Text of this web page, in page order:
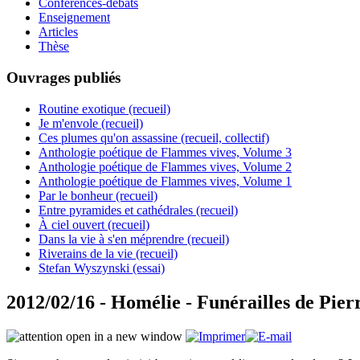
Conférences-débats
Enseignement
Articles
Thèse
Ouvrages publiés
Routine exotique (recueil)
Je m'envole (recueil)
Ces plumes qu'on assassine (recueil, collectif)
Anthologie poétique de Flammes vives, Volume 3
Anthologie poétique de Flammes vives, Volume 2
Anthologie poétique de Flammes vives, Volume 1
Par le bonheur (recueil)
Entre pyramides et cathédrales (recueil)
À ciel ouvert (recueil)
Dans la vie à s'en méprendre (recueil)
Riverains de la vie (recueil)
Stefan Wyszynski (essai)
2012/02/16 - Homélie - Funérailles de